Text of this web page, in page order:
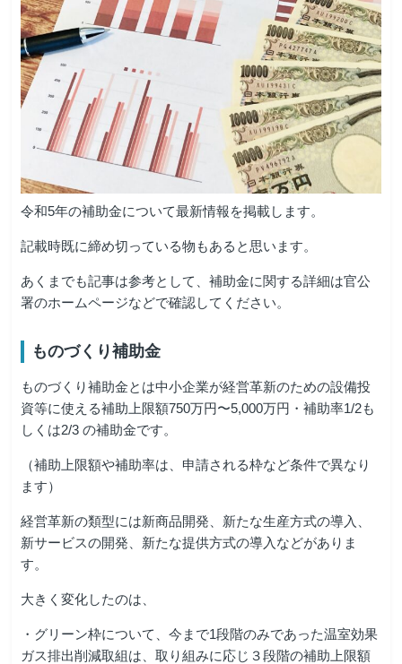
令和5年の補助金について最新情報を掲載します。
記載時既に締め切っている物もあると思います。
あくまでも記事は参考として、補助金に関する詳細は官公
署のホームページなどで確認してください。
ものづくり補助金
ものづくり補助金とは中小企業が経営革新のための設備投
資等に使える補助上限額750万円〜5,000万円・補助率1/2も
しくは2/3 の補助金です。
（補助上限額や補助率は、申請される枠など条件で異なり
ます）
経営革新の類型には新商品開発、新たな生産方式の導入、
新サービスの開発、新たな提供方式の導入などがありま
す。
大きく変化したのは、
・グリーン枠について、今まで1段階のみであった温室効果
ガス排出削減取組は、取り組みに応じ３段階の補助上限額